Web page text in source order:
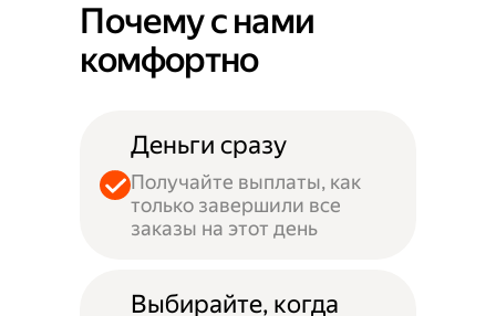
Почему с нами
комфортно
Деньги сразу
Получайте выплаты, как
только завершили все
заказы на этот день
Выбирайте, когда